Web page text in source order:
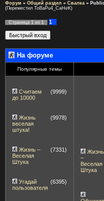
Форум » Общий раздел » Свалка »
(Переместил ToBaPu4_CaHeK)
Страница 1 из 1
1
На форуме
Популярные темы
Считаем
до 10000
(9999)
Жизнь
веселая
штука!
(9978)
Жизнь –
Веселая
Штука
(7331)
Угадай
пользователя
(6395)
Жизнь
–
Веселая
Штука